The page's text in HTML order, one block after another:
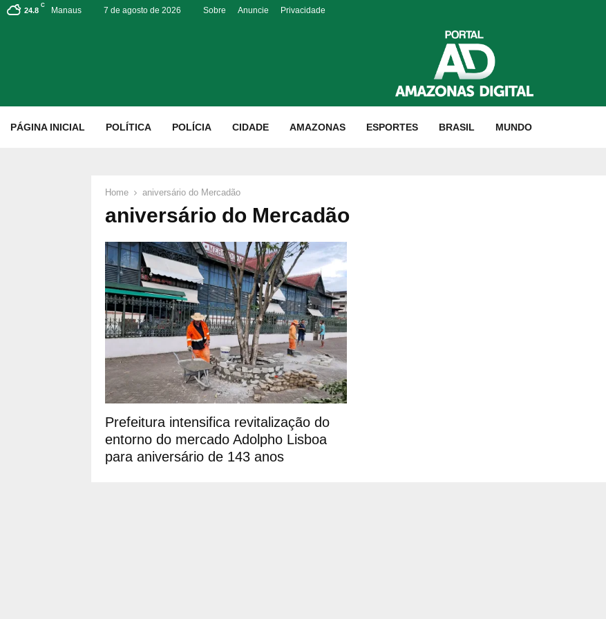
24.8
C
Manaus 7 de agosto de 2026 Sobre Anuncie Privacidade
PÁGINA INICIAL POLÍTICA POLÍCIA CIDADE AMAZONAS ESPORTES BRASIL MUNDO
Home aniversário do Mercadão
aniversário do Mercadão
Prefeitura intensifica revitalização do
entorno do mercado Adolpho Lisboa
para aniversário de 143 anos